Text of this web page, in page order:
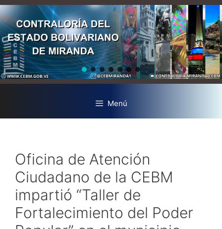
Menú
Oficina de Atención
Ciudadano de la CEBM
impartió “Taller de
Fortalecimiento del Poder